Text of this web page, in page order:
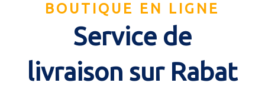
BOUTIQUE EN LIGNE
Service de
livraison sur Rabat